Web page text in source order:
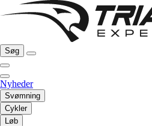
Søg
Nyheder
Svømning
Cykler
Løb